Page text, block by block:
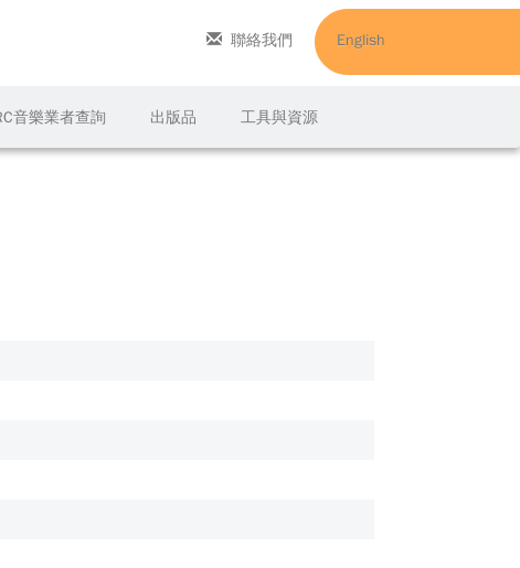
音樂業者查詢 出版品 工具與資源
聯絡我們 English